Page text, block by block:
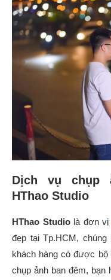
Dịch vụ chụp
HThao Studio
HThao Studiolà đơn vị
đẹp tại Tp.HCM,
khách hàng có được
chụp ảnh ban đêm,